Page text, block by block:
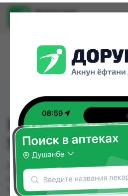
Доруи ман
D-19
SUPPORT
D-19 PATELLAR SUPPORT
заказать в аптеках, Дору
105.00 TJS в Душанбе и